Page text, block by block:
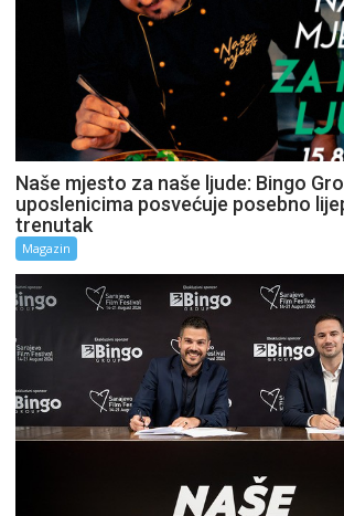
Naše mjesto za naše ljude: Bingo
uposlenicima posvećuje posebno
trenutak
Magazin